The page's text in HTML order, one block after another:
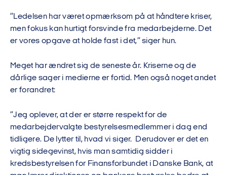
”Ledelsen har været opmærksom på at håndtere kriser,
men fokus kan hurtigt forsvinde fra medarbejderne. Det
er vores opgave at holde fast i det,” siger hun.
Meget har ændret sig de seneste år. Kriserne og de
dårlige sager i medierne er fortid. Men også noget andet
er forandret:
”Jeg oplever, at der er større respekt for de
medarbejdervalgte bestyrelsesmedlemmer i dag end
tidligere. De lytter til, hvad vi siger. Derudover er det en
vigtig sidegevinst, hvis man samtidig sidder i
kredsbestyrelsen for Finansforbundet i Danske Bank, at